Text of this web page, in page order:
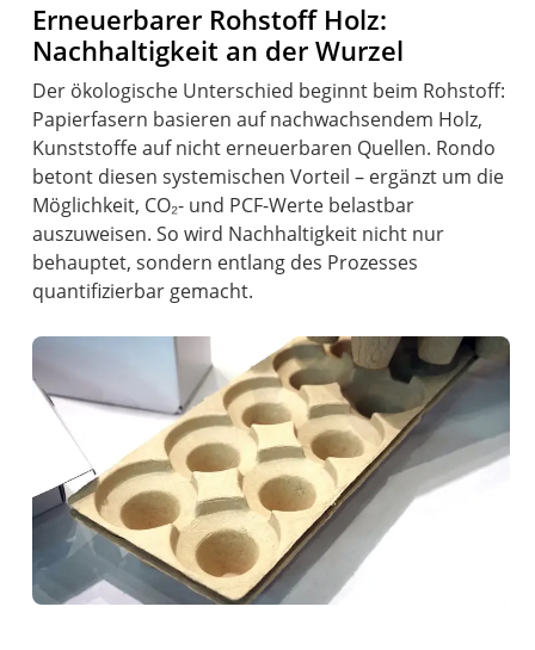
Erneuerbarer Rohstoff Holz:
Nachhaltigkeit an der Wurzel
Der ökologische Unterschied beginnt beim Rohstoff:
Papierfasern basieren auf nachwachsendem Holz,
Kunststoffe auf nicht erneuerbaren Quellen. Rondo
betont diesen systemischen Vorteil – ergänzt um die
Möglichkeit, CO₂- und PCF-Werte belastbar
auszuweisen. So wird Nachhaltigkeit nicht nur
behauptet, sondern entlang des Prozesses
quantifizierbar gemacht.